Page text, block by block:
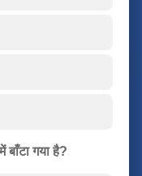
बाँटा गया है?